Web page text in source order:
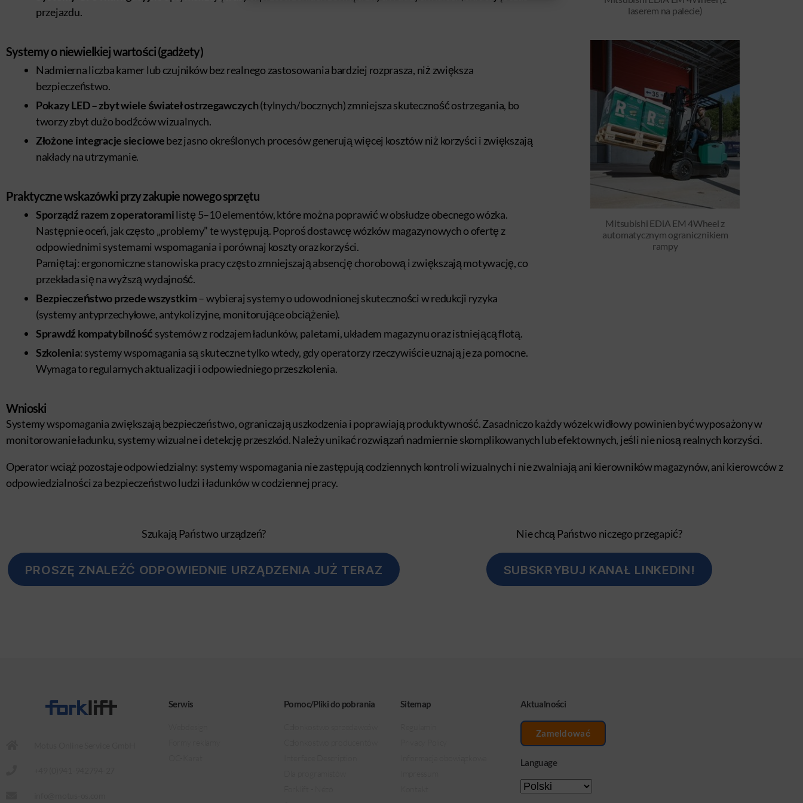
przejazdu.
Systemy o niewielkiej wartości (gadżety)
Nadmierna liczba kamer lub czujników bez realnego zastosowania bardziej rozprasza, niż zwiększa
bezpieczeństwo.
Pokazy LED – zbyt wiele świateł ostrzegawczych(tylnych/bocznych) zmniejsza skuteczność ostrzegania, bo
tworzy zbyt dużo bodźców wizualnych.
Złożone integracje sieciowebez jasno określonych procesów generują więcej kosztów niż korzyści i zwiększają
nakłady na utrzymanie.
Praktyczne wskazówki przy zakupie nowego sprzętu
Sporządź razem z operatoramilistę 5–10 elementów, które można poprawić w obsłudze obecnego wózka.
Następnie oceń, jak często „problemy” te występują. Poproś dostawcę wózków magazynowych o ofertę z
odpowiednimi systemami wspomagania i porównaj koszty oraz korzyści.
Pamiętaj: ergonomiczne stanowiska pracy często zmniejszają absencję chorobową i zwiększają motywację, co
przekłada się na wyższą wydajność.
Bezpieczeństwo przede wszystkim– wybieraj systemy o udowodnionej skuteczności w redukcji ryzyka
(systemy antyprzechyłowe, antykolizyjne, monitorujące obciążenie).
Sprawdź kompatybilnośćsystemów z rodzajem ładunków, paletami, układem magazynu oraz istniejącą flotą.
Szkolenia: systemy wspomagania są skuteczne tylko wtedy, gdy operatorzy rzeczywiście uznają je za pomocne.
Wymaga to regularnych aktualizacji i odpowiedniego przeszkolenia.
laserem na palecie)
Mitsubishi EDiA EM 4Wheel z
automatycznym ogranicznikiem
rampy
Wnioski
Systemy wspomagania zwiększają bezpieczeństwo, ograniczają uszkodzenia i poprawiają produktywność. Zasadniczo każdy wózek widłowy powinien być wyposażony w
monitorowanie ładunku, systemy wizualne i detekcję przeszkód. Należy unikać rozwiązań nadmiernie skomplikowanych lub efektownych, jeśli nie niosą realnych korzyści.
Operator wciąż pozostaje odpowiedzialny: systemy wspomagania nie zastępują codziennych kontroli wizualnych i nie zwalniają ani kierowników magazynów, ani kierowców z
odpowiedzialności za bezpieczeństwo ludzi i ładunków w codziennej pracy.
Szukają Państwo urządzeń?
PROSZĘ ZNALEŹĆ ODPOWIEDNIE URZĄDZENIA JUŻ TERAZ
Nie chcą Państwo niczego przegapić?
SUBSKRYBUJ KANAŁ LINKEDIN!
Serwis Pomoc/Pliki do pobrania Sitemap Aktualności
Zameldować
Language